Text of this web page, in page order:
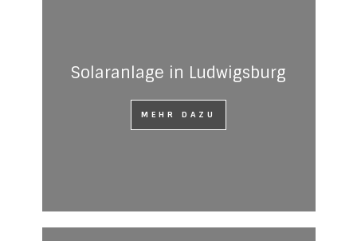
Solaranlage in Ludwigsburg
MEHR DAZU